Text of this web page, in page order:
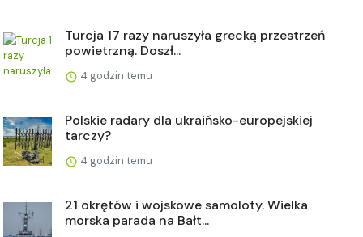
Turcja 17 razy naruszyła grecką przestrzeń
powietrzną. Doszł...
4 godzin temu
Polskie radary dla ukraińsko-europejskiej
tarczy?
4 godzin temu
21 okrętów i wojskowe samoloty. Wielka
morska parada na Bałt...